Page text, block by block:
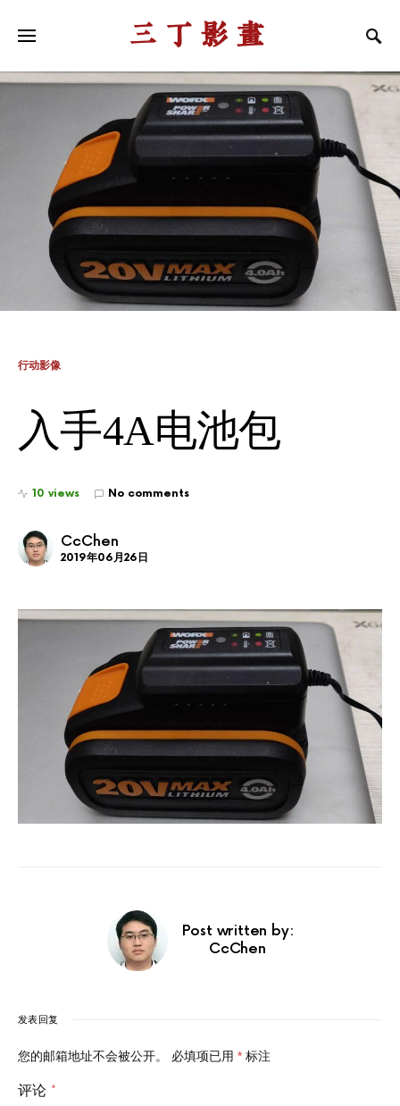
三丁影画
行动影像
入手4A电池包
10 views No comments
CcChen
2019年06月26日
Post written by:
CcChen
发表回复
您的邮箱地址不会被公开。 必填项已用 * 标注
评论 *